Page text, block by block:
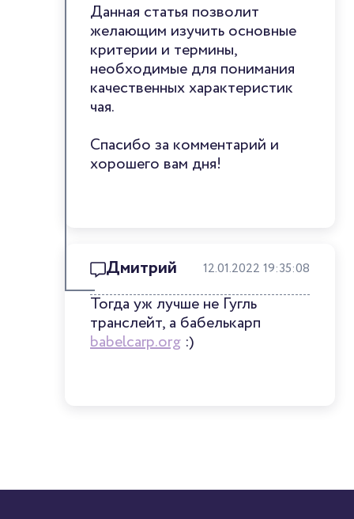
Данная статья позволит
желающим изучить основные
критерии и термины,
необходимые для понимания
качественных характеристик
чая.
Спасибо за комментарий и
хорошего вам дня!
Дмитрий 12.01.2022 19:35:08
Тогда уж лучше не Гугль
транслейт, а бабелькарп
babelcarp.org :)